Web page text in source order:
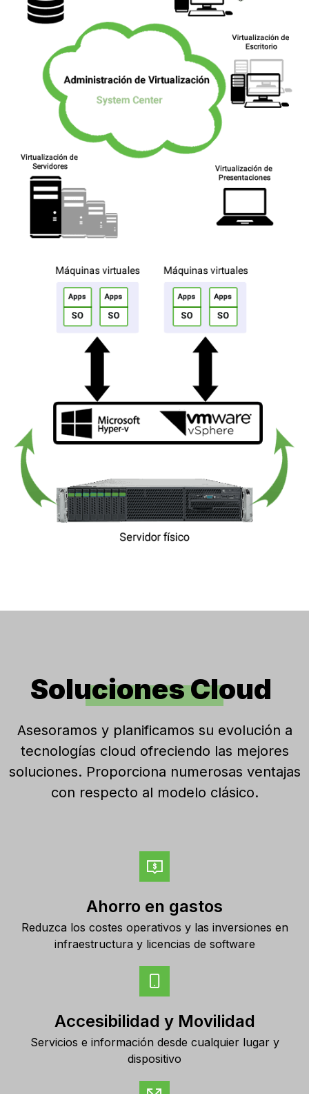
Soluciones Cloud
Asesoramos y planificamos su evolución a
tecnologías cloud ofreciendo las mejores
soluciones. Proporciona numerosas ventajas
con respecto al modelo clásico.
Ahorro en gastos
Reduzca los costes operativos y las inversiones en
infraestructura y licencias de software
Accesibilidad y Movilidad
Servicios e información desde cualquier lugar y
dispositivo